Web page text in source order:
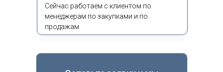
Сейчас работаем с клиентом по
менеджерам по закупками и по
продажам